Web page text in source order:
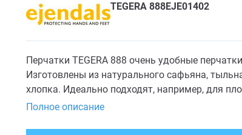
TEGERA 888EJE01402
Перчатки TEGERA 888 очень удобные
Изготовлены из натурального сафьяна,
хлопка. Идеально подходят, например, для
Полное описание